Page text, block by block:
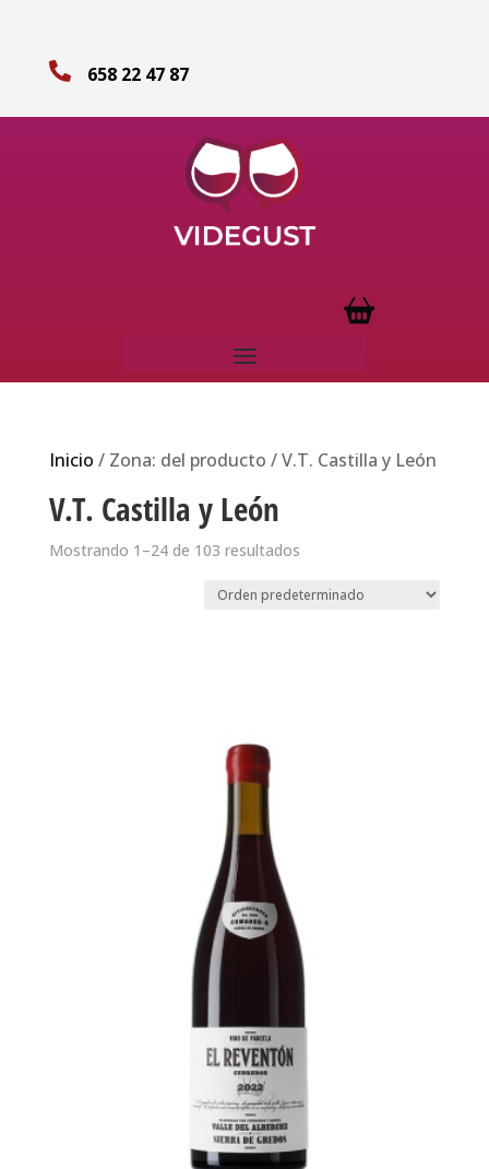
 658 22 47 87
Inicio / Zona: del producto / V.T. Castilla y León
V.T. Castilla y León
Mostrando 1–24 de 103 resultados